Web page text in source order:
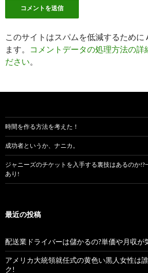
このサイトはスパムを低減するために
ます。
コメントデータの処理方法の詳
ださい。
時間を作る方法を考えた！
成功者というか、ナニカ。
ジャニーズのチケットを入手する裏技はあるのか!?
あり!
最近の投稿
配送業ドライバーは儲かるの?単価や月収が
アメリカ大統領就任式の黄色い黒人女性は
ク!